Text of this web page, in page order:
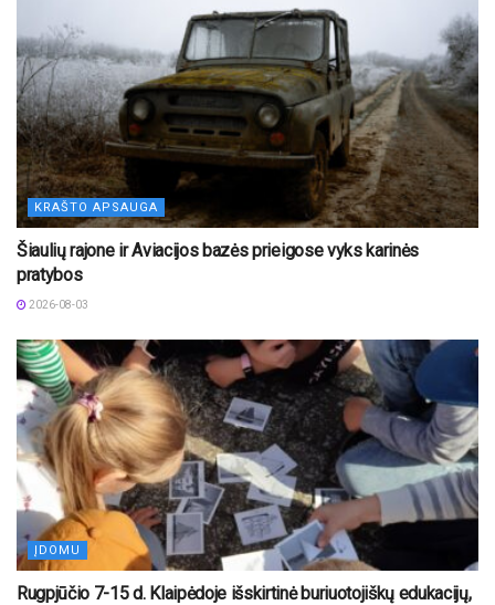
KRAŠTO APSAUGA
Šiaulių rajone ir Aviacijos bazės prieigose vyks karinės
pratybos
2026-08-03
ĮDOMU
Rugpjūčio 7-15 d. Klaipėdoje išskirtinė buriuotojiškų edukacijų,